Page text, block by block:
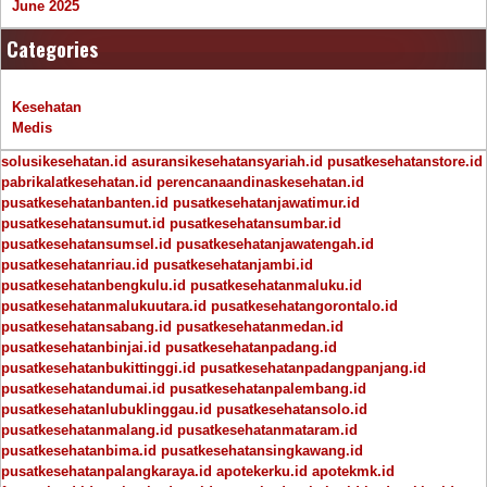
June 2025
Categories
Kesehatan
Medis
solusikesehatan.id asuransikesehatansyariah.id pusatkesehatanstore.id
pabrikalatkesehatan.id perencanaandinaskesehatan.id
pusatkesehatanbanten.id pusatkesehatanjawatimur.id
pusatkesehatansumut.id pusatkesehatansumbar.id
pusatkesehatansumsel.id pusatkesehatanjawatengah.id
pusatkesehatanriau.id pusatkesehatanjambi.id
pusatkesehatanbengkulu.id pusatkesehatanmaluku.id
pusatkesehatanmalukuutara.id pusatkesehatangorontalo.id
pusatkesehatansabang.id pusatkesehatanmedan.id
pusatkesehatanbinjai.id pusatkesehatanpadang.id
pusatkesehatanbukittinggi.id pusatkesehatanpadangpanjang.id
pusatkesehatandumai.id pusatkesehatanpalembang.id
pusatkesehatanlubuklinggau.id pusatkesehatansolo.id
pusatkesehatanmalang.id pusatkesehatanmataram.id
pusatkesehatanbima.id pusatkesehatansingkawang.id
pusatkesehatanpalangkaraya.id apotekerku.id apotekmk.id